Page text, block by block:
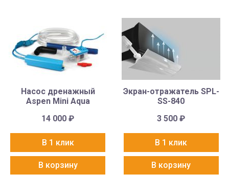
Насос дренажный
Aspen Mini Aqua
14 000₽
В 1 клик
В корзину
Экран-отражатель SPL-
SS-840
3 500₽
В 1 клик
В корзину